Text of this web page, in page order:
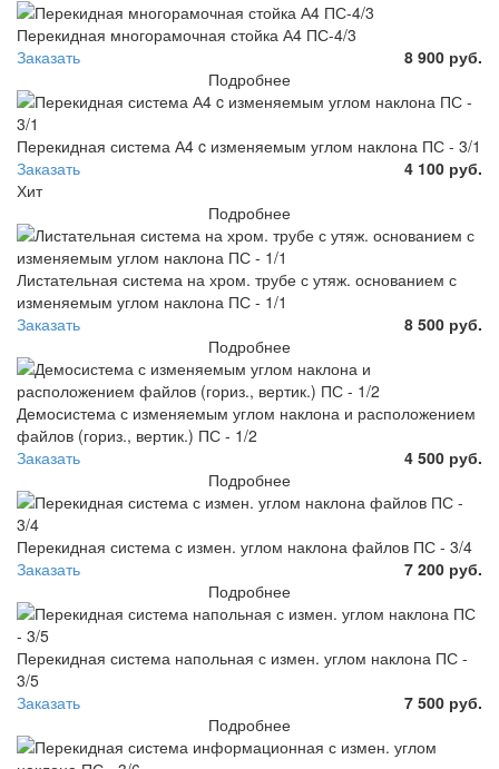
Перекидная многорамочная стойка А4 ПС-4/3
Заказать
8 900 руб.
Подробнее
Перекидная система А4 c изменяемым углом наклона ПС - 3/1
Заказать
4 100 руб.
Хит
Подробнее
Листательная система на хром. трубе с утяж. основанием с
изменяемым углом наклона ПС - 1/1
Заказать
8 500 руб.
Подробнее
Демосистема с изменяемым углом наклона и расположением
файлов (гориз., вертик.) ПС - 1/2
Заказать
4 500 руб.
Подробнее
Перекидная система с измен. углом наклона файлов ПС - 3/4
Заказать
7 200 руб.
Подробнее
Перекидная система напольная с измен. углом наклона ПС -
3/5
Заказать
7 500 руб.
Подробнее